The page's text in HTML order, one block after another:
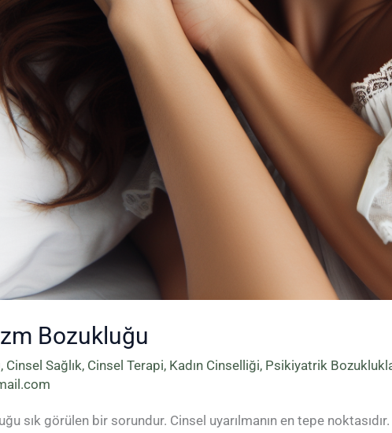
Bozukluğu
, Cinsel Sağlık, Cinsel Terapi, Kadın Cinselliği, Psikiyatrik
sık görülen bir sorundur. Cinsel uyarılmanın en tepe